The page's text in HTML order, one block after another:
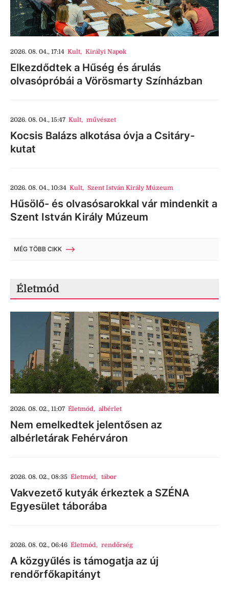
2026. 08. 04., 17:14 Kult, Királyi Napok
Elkezdődtek a Hűség és árulás
olvasópróbái a Vörösmarty Színházban
2026. 08. 04., 15:47 Kult, művészet
Kocsis Balázs alkotása óvja a Csitáry-
kutat
2026. 08. 04., 10:34 Kult, Szent István Király Múzeum
Hűsölő- és olvasósarokkal vár mindenkit a
Szent István Király Múzeum
MÉG TÖBB CIKK
Életmód
2026. 08. 02., 11:07 Életmód, albérlet
Nem emelkedtek jelentősen az
albérletárak Fehérváron
2026. 08. 02., 08:35 Életmód, tábor
Vakvezető kutyák érkeztek a SZÉNA
Egyesület táborába
2026. 08. 02., 06:46 Életmód, rendőrség
A közgyűlés is támogatja az új
rendőrfőkapitányt